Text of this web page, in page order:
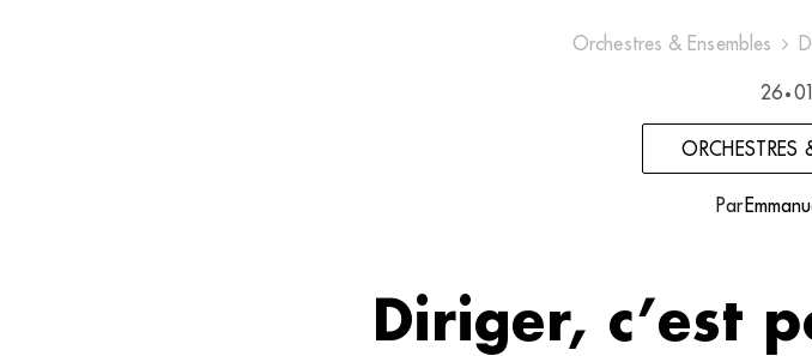
Orchestres & Ensembles
26 • 01
ORCHESTRES
Par
Diriger, c’est